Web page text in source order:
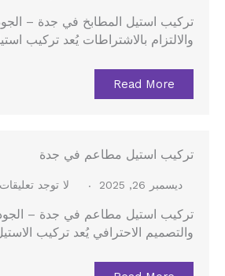
تركيب استيل المطابخ في جدة –
والالتزام بالاشتراطات يُعد تركيب
Read More
تركيب استيل مطاعم في جدة
ديسمبر 26, 2025 لا توجد تعليقات
تركيب استيل مطاعم في جدة –
والتصميم الاحترافي يُعد تركيب